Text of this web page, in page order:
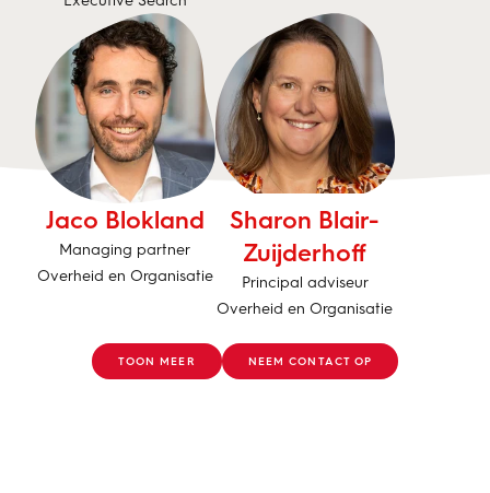
Jaco Blokland
Managing partner
Overheid en Organisatie
Sharon Blair-
Zuijderhoff
Principal adviseur
Overheid en Organisatie
TOON MEER NEEM CONTACT OP